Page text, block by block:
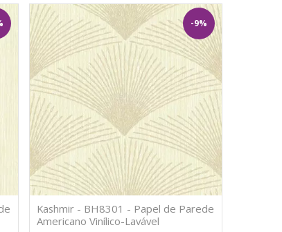
-9%
Kashmir - BH8301 - Papel de Parede
Americano Vinílico-Lavável